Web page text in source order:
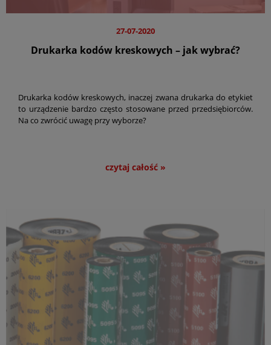
Drukarka kodów kreskowych – jak wybrać?
27-07-2020
Drukarka kodów kreskowych, inaczej zwana drukarka do etykiet
to urządzenie bardzo często stosowane przed przedsiębiorców.
Na co zwrócić uwagę przy wyborze?
czytaj całość »